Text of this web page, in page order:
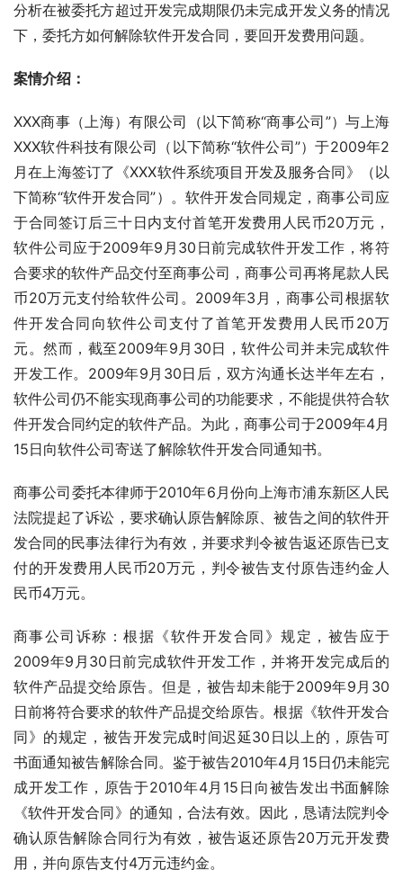
分析在被委托方超过开发完成期限仍未完成开发义务的情况
下，委托方如何解除软件开发合同，要回开发费用问题。
案情介绍：
XXX商事（上海）有限公司（以下简称“商事公司”）与上海
XXX软件科技有限公司（以下简称“软件公司”）于2009年2
月在上海签订了《XXX软件系统项目开发及服务合同》（以
下简称“软件开发合同”）。软件开发合同规定，商事公司应
于合同签订后三十日内支付首笔开发费用人民币20万元，
软件公司应于2009年9月30日前完成软件开发工作，将符
合要求的软件产品交付至商事公司，商事公司再将尾款人民
币20万元支付给软件公司。2009年3月，商事公司根据软
件开发合同向软件公司支付了首笔开发费用人民币20万
元。然而，截至2009年9月30日，软件公司并未完成软件
开发工作。2009年9月30日后，双方沟通长达半年左右，
软件公司仍不能实现商事公司的功能要求，不能提供符合软
件开发合同约定的软件产品。为此，商事公司于2009年4月
15日向软件公司寄送了解除软件开发合同通知书。
商事公司委托本律师于2010年6月份向上海市浦东新区人民
法院提起了诉讼，要求确认原告解除原、被告之间的软件开
发合同的民事法律行为有效，并要求判令被告返还原告已支
付的开发费用人民币20万元，判令被告支付原告违约金人
民币4万元。
商事公司诉称：根据《软件开发合同》规定，被告应于
2009年9月30日前完成软件开发工作，并将开发完成后的
软件产品提交给原告。但是，被告却未能于2009年9月30
日前将符合要求的软件产品提交给原告。根据《软件开发合
同》的规定，被告开发完成时间迟延30日以上的，原告可
书面通知被告解除合同。鉴于被告2010年4月15日仍未能完
成开发工作，原告于2010年4月15日向被告发出书面解除
《软件开发合同》的通知，合法有效。因此，恳请法院判令
确认原告解除合同行为有效，被告返还原告20万元开发费
用，并向原告支付4万元违约金。